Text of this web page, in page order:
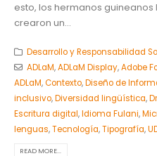
esto, los hermanos
crearon un...
Desarrollo y Responsabilidad
ADLaM,ADLaM Display,Adobe
ADLaM,Contexto,Diseño de
inclusivo,Diversidad lingüística,
Escritura digital,Idioma Fulani,
lenguas,Tecnología,Tipografía,
READ MORE...